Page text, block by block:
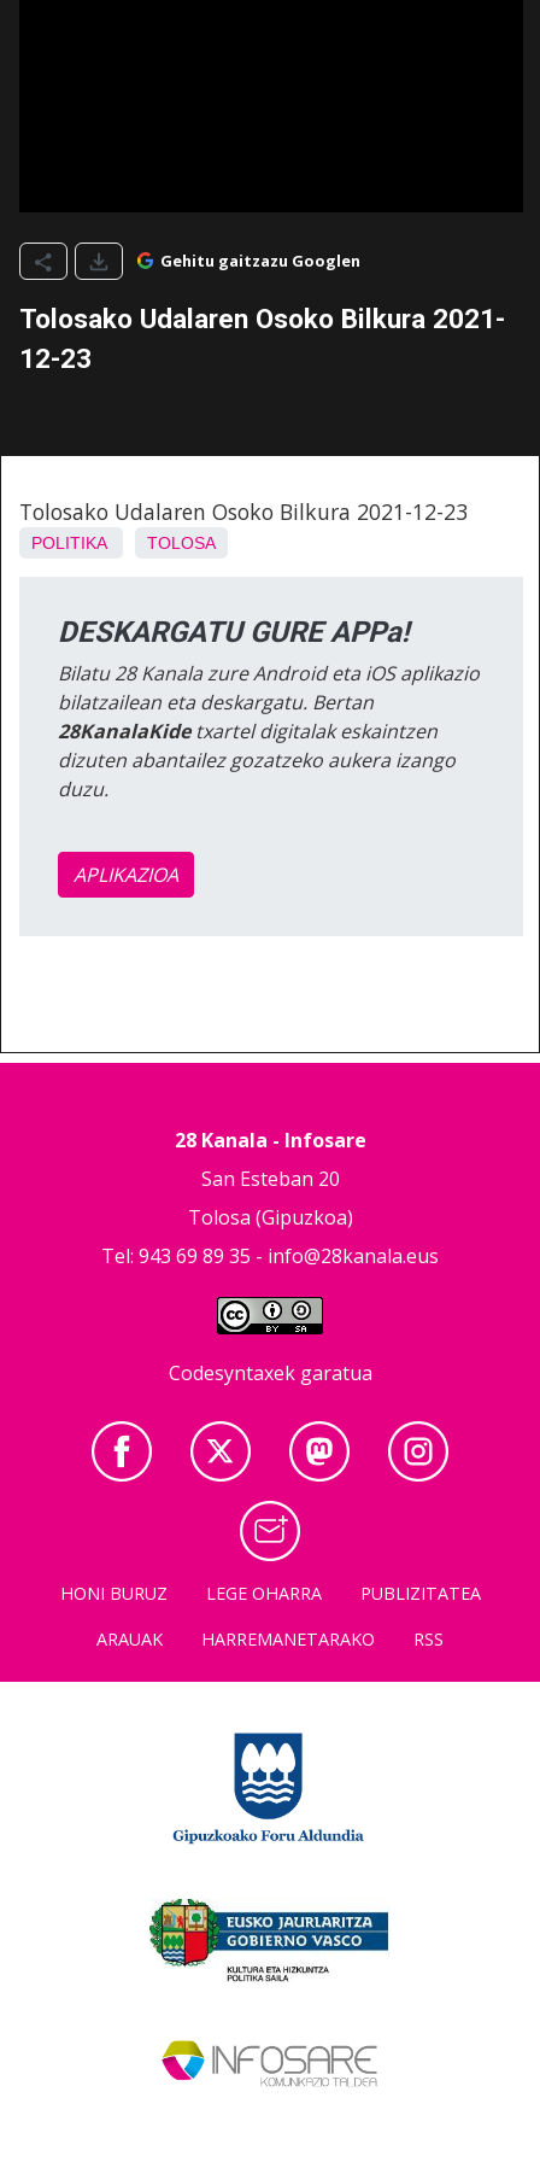
Gehitu gaitzazu Googlen
Tolosako Udalaren Osoko Bilkura 2021-
12-23
Tolosako Udalaren Osoko Bilkura 2021-12-23
POLITIKA TOLOSA
DESKARGATU GURE APPa!
Bilatu 28 Kanala zure Android eta iOS aplikazio
bilatzailean eta deskargatu. Bertan
28KanalaKidetxartel digitalak eskaintzen
dizuten abantailez gozatzeko aukera izango
duzu.
APLIKAZIOA
28 Kanala - Infosare
San Esteban 20
Tolosa (Gipuzkoa)
Tel: 943 69 89 35 - info@28kanala.eus
Codesyntaxek garatua
HONI BURUZ LEGE OHARRA
PUBLIZITATEA
ARAUAK
HARREMANETARAKO RSS